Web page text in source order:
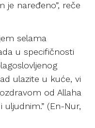
je naređeno”, reče
selama
u specifičnosti
ulazite u kuće, vi
od Allaha
(En-Nur,